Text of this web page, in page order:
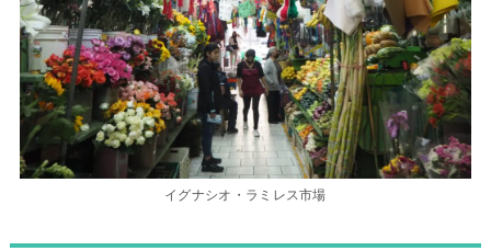
イグナシオ・ラミレス市場